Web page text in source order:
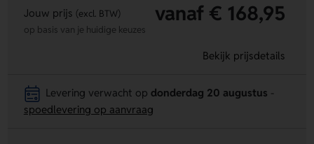
Jouw prijs (excl. BTW) vanaf € 168,95
op basis van je huidige keuzes
Bekijk prijsdetails
Levering verwacht op donderdag 20 augustus
spoedlevering op aanvraag